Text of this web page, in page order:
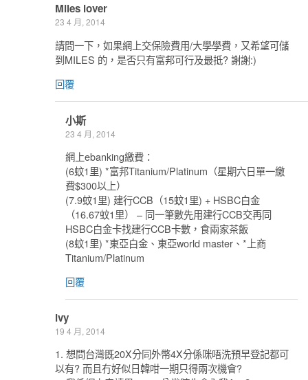
Miles lover
23 4 月, 2014
請問一下，如果網上交保險費用/大學學費，又希望可儲
到MILES 的，是否只有富邦可行及最抵? 謝謝:)
回覆
小斯
23 4 月, 2014
網上ebanking繳費：
(6蚊1里) *富邦Titanium/Platinum（星期六日單一繳
費$300以上）
(7.9蚊1里) 建行CCB（15蚊1里) + HSBC白金
（16.67蚊1里） – 同一筆數先用建行CCB交再同
HSBC白金卡找建行CCB卡數，食兩家茶飯
(8蚊1里) *東亞白金、東亞world master、*上商
Titanium/Platinum
回覆
ivy
19 4 月, 2014
1. 想問台灣既20X分同外幣4X分係咪唔洗預早登記都可
以有? 而且冇好似日韓咁一期只得兩次機會?